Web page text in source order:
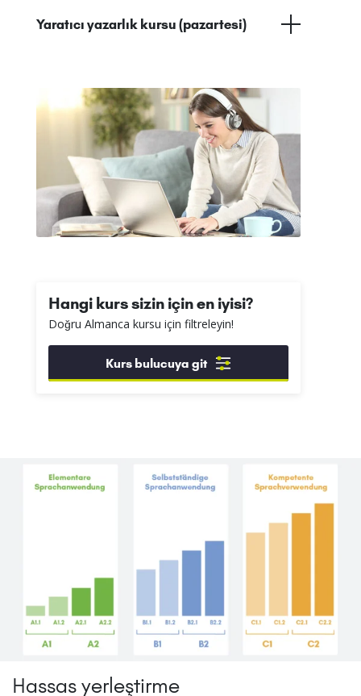
Yaratıcı yazarlık kursu (pazartesi)
Hangi kurs sizin için en iyisi?
Doğru Almanca kursu için filtreleyin!
Kurs bulucuya git
Hassas yerleştirme